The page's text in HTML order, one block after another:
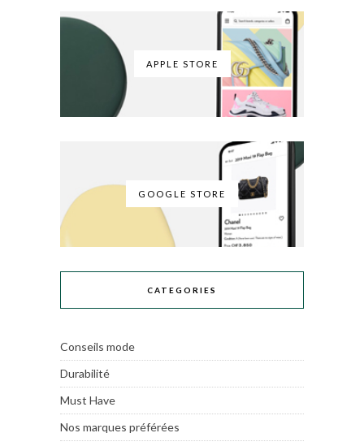
APPLE STORE
GOOGLE STORE
CATEGORIES
Conseils mode
Durabilité
Must Have
Nos marques préférées